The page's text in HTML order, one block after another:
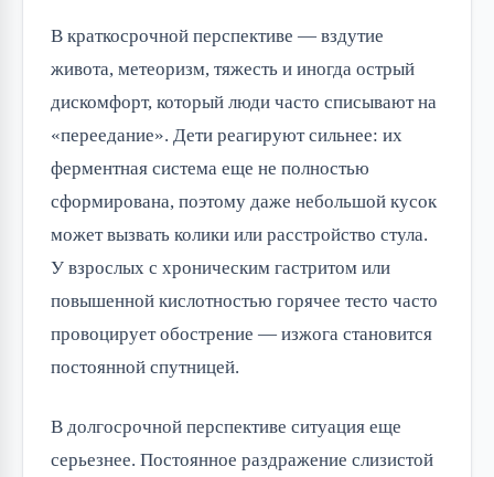
В краткосрочной перспективе — вздутие
живота, метеоризм, тяжесть и иногда острый
дискомфорт, который люди часто списывают на
«переедание». Дети реагируют сильнее: их
ферментная система еще не полностью
сформирована, поэтому даже небольшой кусок
может вызвать колики или расстройство стула.
У взрослых с хроническим гастритом или
повышенной кислотностью горячее тесто часто
провоцирует обострение — изжога становится
постоянной спутницей.
В долгосрочной перспективе ситуация еще
серьезнее. Постоянное раздражение слизистой